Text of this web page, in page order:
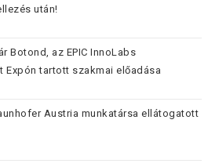
után!
Botond, az EPIC InnoLabs
Expón tartott szakmai előadása
Austria munkatársa ellátogatott